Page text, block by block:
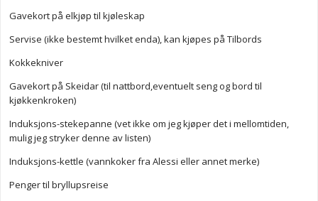
Gavekort på elkjøp til kjøleskap
Servise (ikke bestemt hvilket enda), kan kjøpes på Tilbords
Kokkekniver
Gavekort på Skeidar (til nattbord,eventuelt seng og bord til
kjøkkenkroken)
Induksjons-stekepanne (vet ikke om jeg kjøper det i mellomtiden,
mulig jeg stryker denne av listen)
Induksjons-kettle (vannkoker fra Alessi eller annet merke)
Penger til bryllupsreise